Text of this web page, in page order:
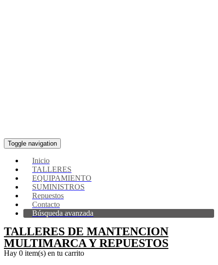
Toggle navigation
Inicio
TALLERES
EQUIPAMIENTO
SUMINISTROS
Repuestos
Contacto
Búsqueda avanzada
TALLERES DE MANTENCION
MULTIMARCA Y REPUESTOS
Hay 0 item(s) en tu carrito